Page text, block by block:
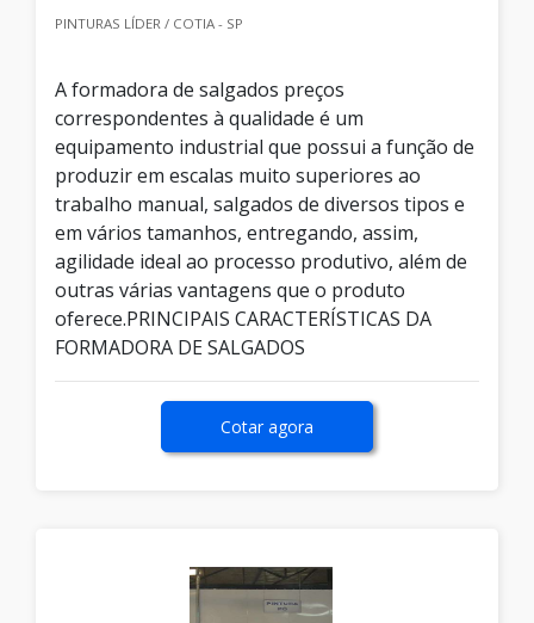
PINTURAS LÍDER / COTIA - SP
A formadora de salgados preços
correspondentes à qualidade é um
equipamento industrial que possui a função de
produzir em escalas muito superiores ao
trabalho manual, salgados de diversos tipos e
em vários tamanhos, entregando, assim,
agilidade ideal ao processo produtivo, além de
outras várias vantagens que o produto
oferece.PRINCIPAIS CARACTERÍSTICAS DA
FORMADORA DE SALGADOS
Cotar agora